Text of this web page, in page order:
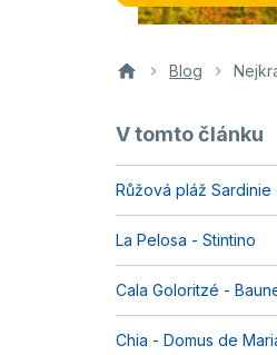
Blog
V tomto článku
Růžová pláž Sardinie
La Pelosa - Stintino
Cala Goloritzé -
Chia - Domus de